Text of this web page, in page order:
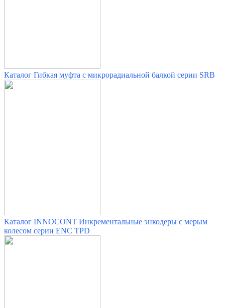
Каталог Гибкая муфта с микрорадиальной балкой серии SRB
Каталог INNOCONT Инкрементальные энкодеры с мерым
колесом серии ENC TPD